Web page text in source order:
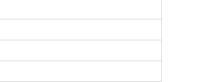
मॉडल के बारे में उनके अपडेट किए गए मूल्यों, कम्पैटिबल
पर हमारे